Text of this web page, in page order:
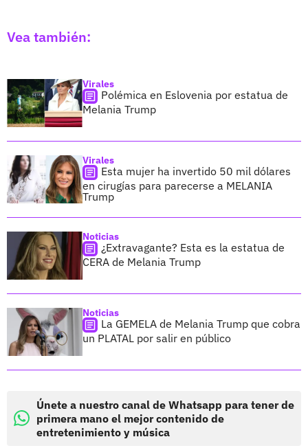
Vea también:
Virales
Polémica en Eslovenia por estatua de
Melania Trump
Virales
Esta mujer ha invertido 50 mil dólares
en cirugías para parecerse a MELANIA
Trump
Noticias
¿Extravagante? Esta es la estatua de
CERA de Melania Trump
Noticias
La GEMELA de Melania Trump que cobra
un PLATAL por salir en público
Únete a nuestro canal de Whatsapp para tener de
primera mano el mejor contenido de
entretenimiento y música